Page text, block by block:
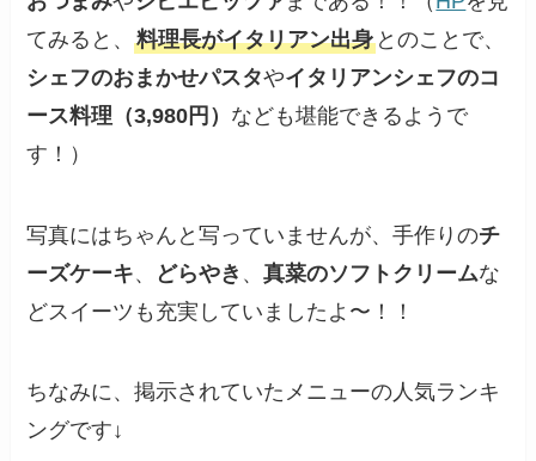
てみると、料理長がイタリアン出身 とのことで、
シェフのおまかせパスタやイタリアンシェフのコ
ース料理（3,980円） なども堪能できるようで
す！）
写真にはちゃんと写っていませんが、手作りのチ
ーズケーキ、 どらやき 、真菜のソフトクリームな
どスイーツも充実していましたよ〜！！
ちなみに、掲示されていたメニューの人気ランキ
ングです↓